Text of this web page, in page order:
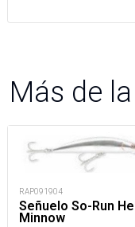
Más de
RAP091904
Señuelo So-Run
Minnow